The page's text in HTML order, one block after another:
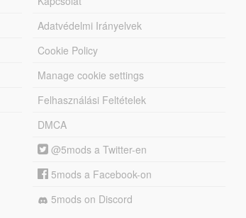
Adatvédelmi Irányelvek
Cookie Policy
Manage cookie settings
Felhasználási Feltételek
DMCA
@5mods a Twitter-en
5mods a Facebook-on
5mods on Discord